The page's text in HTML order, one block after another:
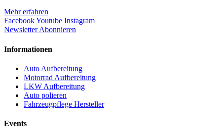
Mehr erfahren
FacebookYoutube Instagram
Newsletter Abonnieren
Informationen
Auto Aufbereitung
Motorrad Aufbereitung
LKW Aufbereitung
Auto polieren
Fahrzeugpflege Hersteller
Events